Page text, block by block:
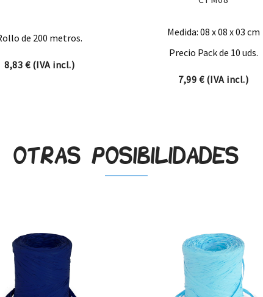
hasta 10,59 €
de 200 metros.
8,83 €(IVA incl.)
Medida: 08 x 08 x 03 cm
Precio Pack de 10 uds.
7,99 €(IVA incl.)
Otras posibilidades